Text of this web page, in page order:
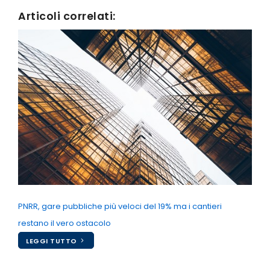
Articoli correlati:
PNRR, gare pubbliche più veloci del 19% ma i cantieri
restano il vero ostacolo
LEGGI TUTTO